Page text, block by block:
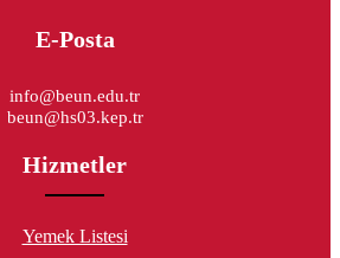
E-Posta
info@beun.edu.tr
beun@hs03.kep.tr
Hizmetler
Yemek Listesi